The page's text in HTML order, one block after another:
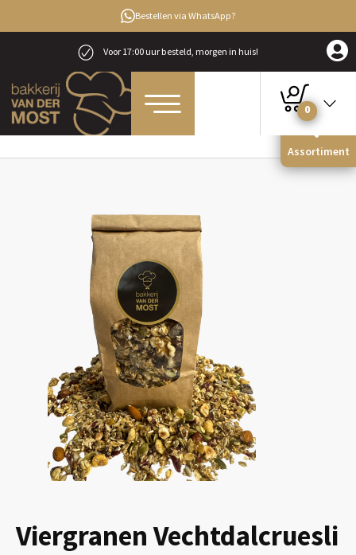
Bestellen via WhatsApp?
Voor 17:00 uur besteld, morgen in huis!
0
Assortiment
Home Streekproducten Viergranen Vechtdalcruesli
Viergranen Vechtdalcruesli